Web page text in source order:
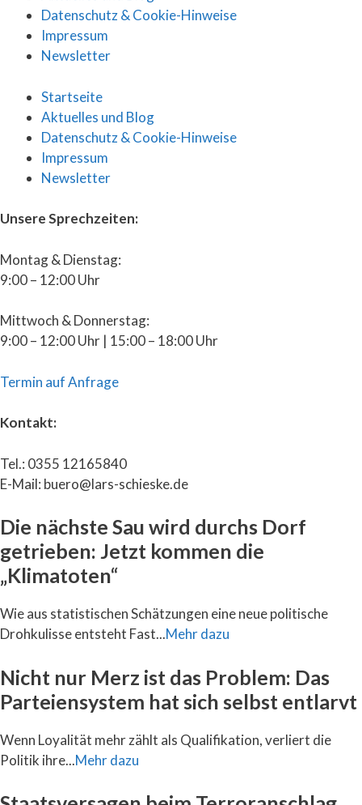
Datenschutz & Cookie-Hinweise
Impressum
Newsletter
Startseite
Aktuelles und Blog
Datenschutz & Cookie-Hinweise
Impressum
Newsletter
Unsere Sprechzeiten:
Montag & Dienstag:
9:00 – 12:00 Uhr
Mittwoch & Donnerstag:
9:00 – 12:00 Uhr | 15:00 – 18:00 Uhr
Termin auf Anfrage
Kontakt:
Tel.: 0355 12165840
E-Mail: buero@lars-schieske.de
Die nächste Sau wird durchs Dorf
getrieben: Jetzt kommen die
„Klimatoten“
Wie aus statistischen Schätzungen eine neue politische
Drohkulisse entsteht Fast...Mehr dazu
Nicht nur Merz ist das Problem: Das
Parteiensystem hat sich selbst entlarvt
Wenn Loyalität mehr zählt als Qualifikation, verliert die
Politik ihre...Mehr dazu